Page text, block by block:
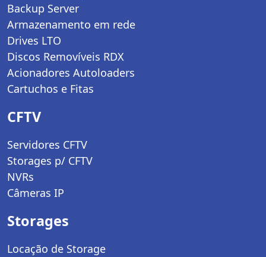
Backup Server
Armazenamento em rede
Drives LTO
Discos Removíveis RDX
Acionadores Autoloaders
Cartuchos e Fitas
CFTV
Servidores CFTV
Storages p/ CFTV
NVRs
Câmeras IP
Storages
Locação de Storage